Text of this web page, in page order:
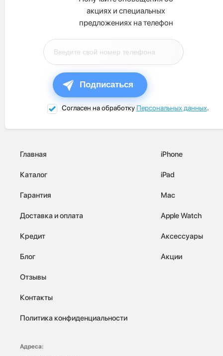
акциях и специальных
предложениях на телефон
Подписаться
Согласен на обработку Персональных данных.
Главная
Каталог
Гарантия
Доставка и оплата
Кредит
Блог
Отзывы
Контакты
Политика конфиденциальности
iPhone
iPad
Mac
Apple Watch
Аксессуары
Акции
Адреса: